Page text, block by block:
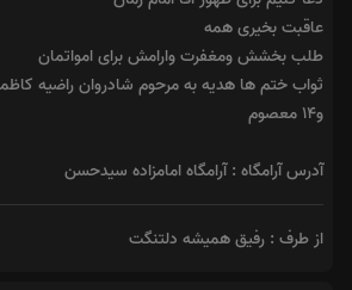
عاقبت بخیری همه
طلب بخشش ومغفرت وارامش برای امواتمان
ثواب ختم ها هدیه به مرحوم شادروان راضیه
و۱۴ معصوم
آدرس آرامگاه : آرامگاه امامزاده سیدحسن
از طرف : رفیق همیشه دلتنگت